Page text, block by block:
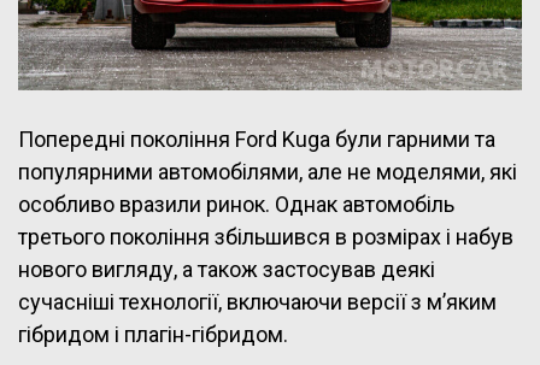
Попередні покоління Ford Kuga були гарними та
популярними автомобілями, але не моделями, які
особливо вразили ринок. Однак автомобіль
третього покоління збільшився в розмірах і набув
нового вигляду, а також застосував деякі
сучасніші технології, включаючи версії з м’яким
гібридом і плагін-гібридом.